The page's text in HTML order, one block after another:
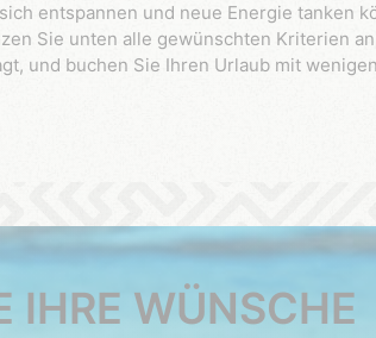
entspannen und neue Energie tanken
Sie unten alle gewünschten Kriterien
und buchen Sie Ihren Urlaub mit
IHRE WÜNSCHE